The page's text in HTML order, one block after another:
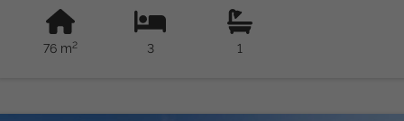
zwembad. Op de begane grond vind je een groot terras aan
de voorkant, een veranda, een lichte woon-eetkamer, een
uitgebreide keuken (zonder wasmachine), een grote
76 m2 3 1